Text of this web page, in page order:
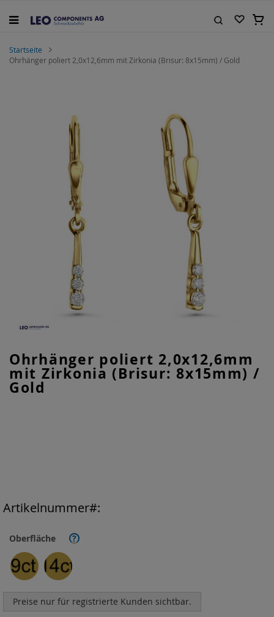
Inhalt
Startseite
Ohrhänger poliert 2,0x12,6mm mit Zirkonia (Brisur: 8x15mm) / Gold
Ohrhänger poliert 2,0x12,6mm
mit Zirkonia (Brisur: 8x15mm) /
Gold
Oberfläche ?
Preise nur für registrierte Kunden sichtbar.
Artikelnummer
Anfang
der
Bildgalerie
springen